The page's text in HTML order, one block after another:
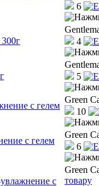
6
4
5
Green
10
Green
6
Green
товару